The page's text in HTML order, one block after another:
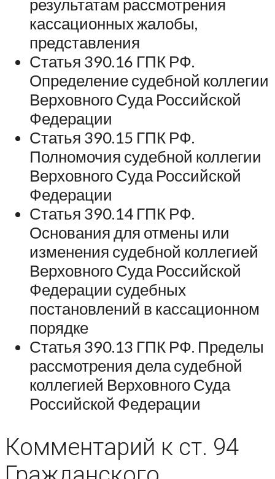
результатам рассмотрения
кассационных жалобы,
представления
Статья 390.16 ГПК РФ.
Определение судебной коллегии
Верховного Суда Российской
Федерации
Статья 390.15 ГПК РФ.
Полномочия судебной коллегии
Верховного Суда Российской
Федерации
Статья 390.14 ГПК РФ.
Основания для отмены или
изменения судебной коллегией
Верховного Суда Российской
Федерации судебных
постановлений в кассационном
порядке
Статья 390.13 ГПК РФ. Пределы
рассмотрения дела судебной
коллегией Верховного Суда
Российской Федерации
Комментарий к ст. 94